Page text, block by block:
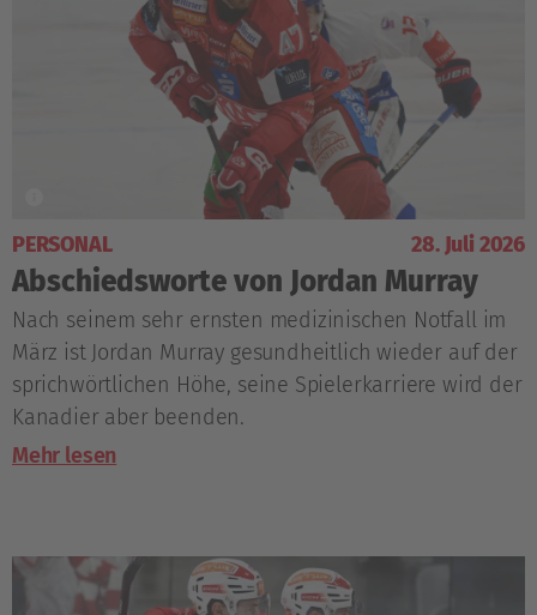
PERSONAL 28. Juli 2026
Abschiedsworte von Jordan Murray
Nach seinem sehr ernsten medizinischen Notfall im
März ist Jordan Murray gesundheitlich wieder auf der
sprichwörtlichen Höhe, seine Spielerkarriere wird der
Kanadier aber beenden.
Mehr lesen